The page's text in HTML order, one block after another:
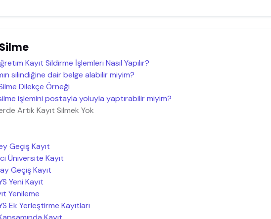
Kayıt Sildirme İşlemleri Nasıl Yapılır?
silindiğine dair belge alabilir miyim?
Dilekçe Örneği
işlemini postayla yoluyla yaptırabilir miyim?
Artık Kayıt Silmek Yok
Geçiş Kayıt
Üniversite Kayıt
Geçiş Kayıt
Yeni Kayıt
Yenileme
Ek Yerleştirme Kayıtları